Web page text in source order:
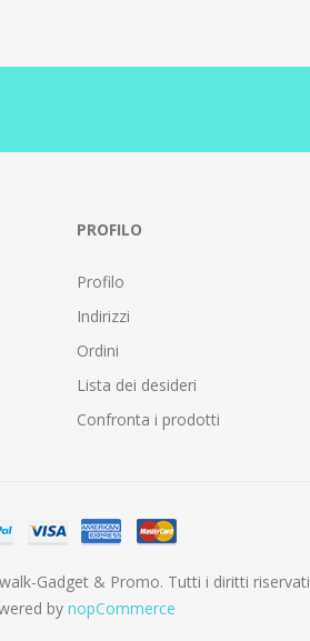
PROFILO
Profilo
Indirizzi
Ordini
Lista dei desideri
Confronta i prodotti
Gadget & Promo. Tutti i diritti riservati
by nopCommerce